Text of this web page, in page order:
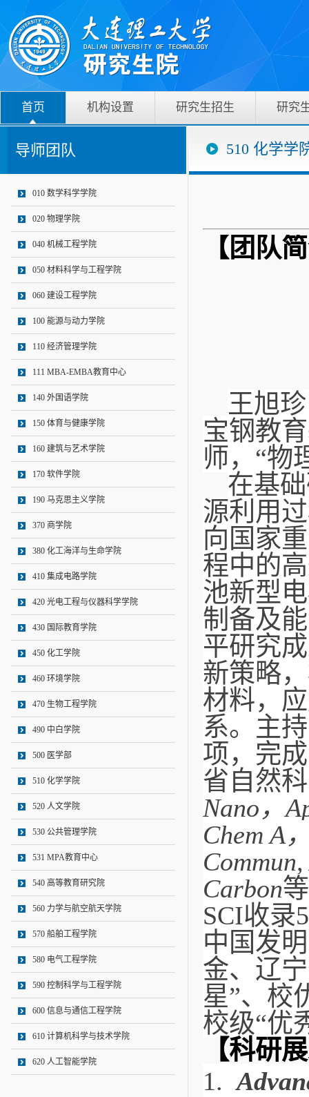
首页 机构设置 研究生招生 研究
导师团队
010 数学科学学院
020 物理学院
040 机械工程学院
050 材料科学与工程学院
060 建设工程学院
100 能源与动力学院
110 经济管理学院
111 MBA-EMBA教育中心
140 外国语学院
150 体育与健康学院
160 建筑与艺术学院
170 软件学院
190 马克思主义学院
370 商学院
380 化工海洋与生命学院
410 集成电路学院
420 光电工程与仪器科学学院
430 国际教育学院
450 化工学院
460 环境学院
470 生物工程学院
490 中白学院
500 医学部
510 化学学院
520 人文学院
530 公共管理学院
531 MPA教育中心
540 高等教育研究院
560 力学与航空航天学院
570 船舶工程学院
580 电气工程学院
590 控制科学与工程学院
600 信息与通信工程学院
610 计算机科学与技术学院
620 人工智能学院
510 化学学
【团队
王旭
宝钢教
师，“物
在基
源利用
向国家
程中的
池新型
制备及
平研究
新策略
材料，
系。主
项，完
省自然
Nano，
Chem A
Carbon
SCI收录
中国发
金、辽
星”、校
校级“优
【科研
1.